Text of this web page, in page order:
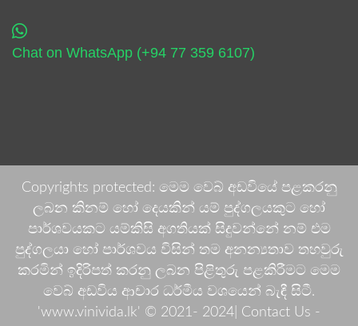
Chat on WhatsApp (+94 77 359 6107)
Copyrights protected: මෙම වෙබ් අඩවියේ පළකරනු
ලබන කිනම් හෝ දෙයකින් යම් පුද්ගලයකුට හෝ
පාර්ශවයකට යම්කිසි අගතියක් සිදුවන්නේ නම් එම
පුද්ගලයා හෝ පාර්ශවය විසින් තම අනන්‍යතාව තහවුරු
කරමින් ඉදිරිපත් කරනු ලබන පිළිතුරු පළකිරීමට මෙම
වෙබ් අඩවිය ආචාර ධර්මීය වශයෙන් බැඳී සිටී.
'www.vinivida.lk' © 2021- 2024| Contact Us -